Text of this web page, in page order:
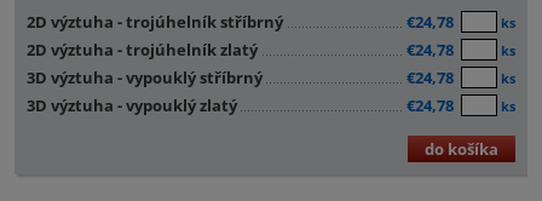
2D výztuha - trojúhelník stříbrný
€24,78 ks
2D výztuha - trojúhelník zlatý €24,78 ks
3D výztuha - vypouklý stříbrný €24,78 ks
3D výztuha - vypouklý zlatý €24,78 ks
do košíka